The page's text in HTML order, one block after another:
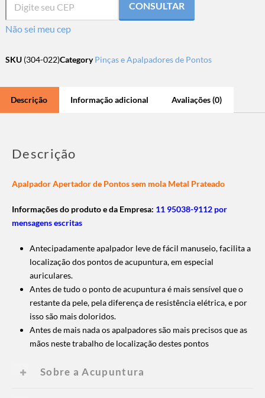
CONSULTAR
Não sei meu cep
SKU (304-022)Category Pinças e Apalpadores de Pontos
Descrição Informação adicional Avaliações (0)
Descrição
Apalpador Apertador de Pontos sem mola Metal Prateado
Informações do produto e da Empresa: 11 95038-9112 por
mensagens escritas
Antecipadamente apalpador leve de fácil manuseio, facilita a
localização dos pontos de acupuntura, em especial
auriculares.
Antes de tudo o ponto de acupuntura é mais sensível que o
restante da pele, pela diferença de resistência elétrica, e por
isso são mais doloridos.
Antes de mais nada os apalpadores são mais precisos que as
mãos neste trabalho de localização destes pontos
Sobre a Acupuntura